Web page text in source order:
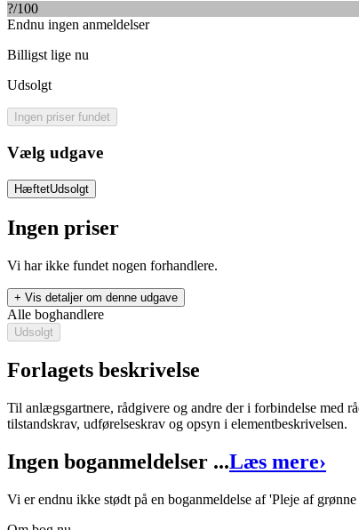
?/100
Endnu ingen anmeldelser
Billigst lige nu
Udsolgt
Ingen priser fundet
Vælg udgave
HæftetUdsolgt
Ingen priser
Vi har ikke fundet nogen forhandlere.
+ Vis detaljer om denne udgave
Forfattere :Torben Dam&Søren Holgersen
Format:Hæftet
Alle boghandlere
Udsolgt
Forlagets beskrivelse
Til anlægsgartnere, rådgivere og andre der i forbindelse med
tilstandskrav, udførelseskrav og opsyn i elementbeskrivelsen.
Ingen boganmeldelser ...Læs mere›
Vi er endnu ikke stødt på en boganmeldelse af 'Pleje af